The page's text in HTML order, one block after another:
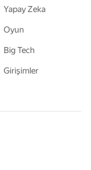
Yapay Zeka
Oyun
Big Tech
Girişimler